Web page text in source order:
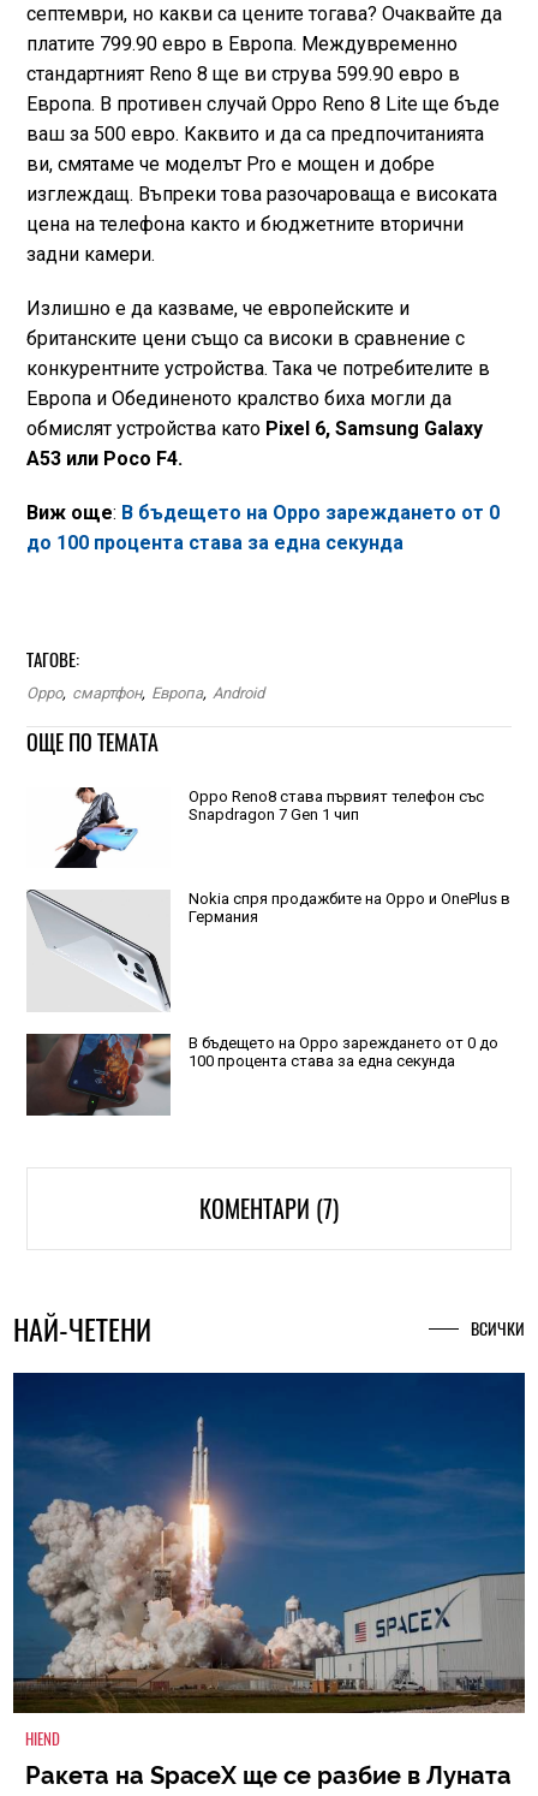
септември, но какви са цените тогава? Очаквайте да
платите 799.90 евро в Европа. Междувременно
стандартният Reno 8 ще ви струва 599.90 евро в
Европа. В противен случай Oppo Reno 8 Lite ще бъде
ваш за 500 евро. Каквито и да са предпочитанията
ви, смятаме че моделът Pro е мощен и добре
изглеждащ. Въпреки това разочароваща е високата
цена на телефона както и бюджетните вторични
задни камери.
Излишно е да казваме, че европейските и
британските цени също са високи в сравнение с
конкурентните устройства. Така че потребителите в
Европа и Обединеното кралство биха могли да
обмислят устройства като Pixel 6, Samsung Galaxy
A53 или Poco F4.
Виж още: В бъдещето на Oppo зареждането от 0
до 100 процента става за една секунда
ТАГОВЕ:
Oppo, смартфон, Европа, Android
ОЩЕ ПО ТЕМАТА
Oppo Reno8 става първият телефон със
Snapdragon 7 Gen 1 чип
Nokia спря продажбите на Oppo и OnePlus в
Германия
В бъдещето на Oppo зареждането от 0 до
100 процента става за една секунда
КОМЕНТАРИ (7)
НАЙ-ЧЕТЕНИ ВСИЧКИ
HIEND
Ракета на SpaceX ще се разбие в Луната